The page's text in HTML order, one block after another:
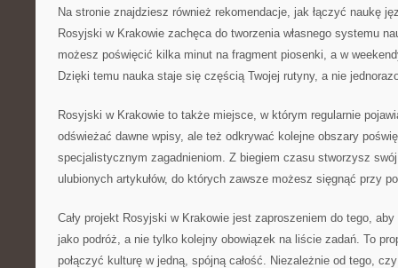
Na stronie znajdziesz również rekomendacje, jak łączyć naukę
Rosyjski w Krakowie zachęca do tworzenia własnego systemu
możesz poświęcić kilka minut na fragment piosenki, a w
Dzięki temu nauka staje się częścią Twojej rutyny, a nie
Rosyjski w Krakowie to także miejsce, w którym regularnie
odświeżać dawne wpisy, ale też odkrywać kolejne obszary
specjalistycznym zagadnieniom. Z biegiem czasu stworzysz
ulubionych artykułów, do których zawsze możesz sięgnąć przy
Cały projekt Rosyjski w Krakowie jest zaproszeniem do tego,
jako podróż, a nie tylko kolejny obowiązek na liście zadań. To
połączyć kulturę w jedną, spójną całość. Niezależnie od tego,